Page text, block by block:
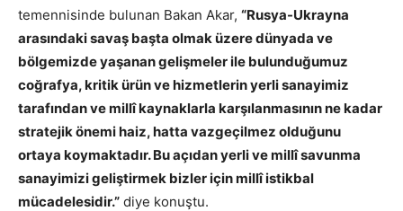
temennisinde bulunan Bakan Akar, “Rusya-Ukrayna
arasındaki savaş başta olmak üzere dünyada ve
bölgemizde yaşanan gelişmeler ile bulunduğumuz
coğrafya, kritik ürün ve hizmetlerin yerli sanayimiz
tarafından ve millî kaynaklarla karşılanmasının ne kadar
stratejik önemi haiz, hatta vazgeçilmez olduğunu
ortaya koymaktadır. Bu açıdan yerli ve millî savunma
sanayimizi geliştirmek bizler için millî istikbal
mücadelesidir.” diye konuştu.